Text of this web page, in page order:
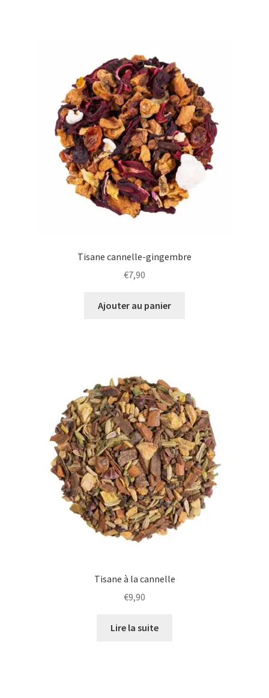
Tisane cannelle-gingembre
€7,90
Ajouter au panier
Tisane à la cannelle
€9,90
Lire la suite